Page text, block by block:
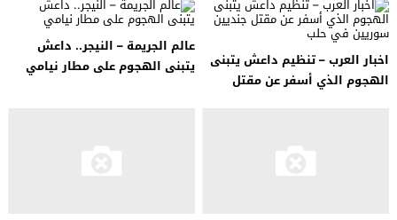
اخبار العرب – تنظيم داعش يتبنى
الهجوم الذي أسفر عن مقتل
عالم الجريمة – النيجر.. داعش
يتبنى الهجوم على مطار نيامي